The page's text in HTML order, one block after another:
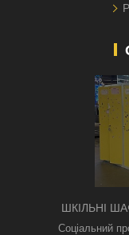
ШКІЛЬНІ
Соціальний